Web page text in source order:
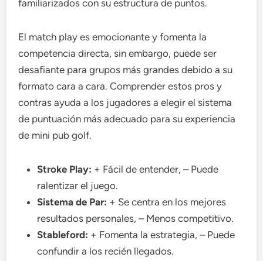
familiarizados con su estructura de puntos.
El match play es emocionante y fomenta la
competencia directa, sin embargo, puede ser
desafiante para grupos más grandes debido a su
formato cara a cara. Comprender estos pros y
contras ayuda a los jugadores a elegir el sistema
de puntuación más adecuado para su experiencia
de mini pub golf.
Stroke Play: + Fácil de entender, – Puede
ralentizar el juego.
Sistema de Par: + Se centra en los mejores
resultados personales, – Menos competitivo.
Stableford: + Fomenta la estrategia, – Puede
confundir a los recién llegados.